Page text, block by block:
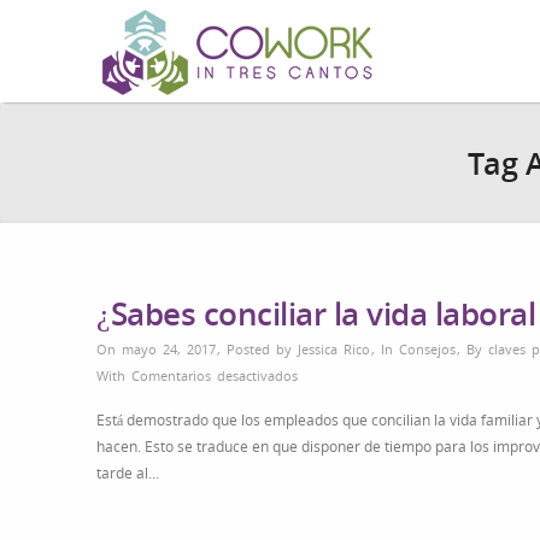
Tag
¿Sabes conciliar la vida
On mayo 24, 2017, Posted by Jessica Rico, In Consejos, By claves
With Comentarios desactivadosen
conciliar
la
Está demostrado que los empleados que concilian la vida
hacen. Esto se traduce en que disponer de tiempo para los
tarde al…